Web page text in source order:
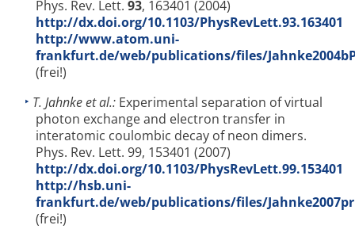
Phys. Rev. Lett. 93, 163401 (2004)
http://dx.doi.org/10.1103/PhysRevLett.93.163401
http://www.atom.uni-
frankfurt.de/web/publications/files/
(frei!)
T. Jahnke et al.: Experimental separation of virtual
photon exchange and electron transfer in
interatomic coulombic decay of neon dimers.
Phys. Rev. Lett. 99, 153401 (2007)
http://dx.doi.org/10.1103/PhysRevLett.99.153401
http://hsb.uni-
frankfurt.de/web/publications/files/
(frei!)